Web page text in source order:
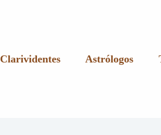
Clarividentes Astrólogos